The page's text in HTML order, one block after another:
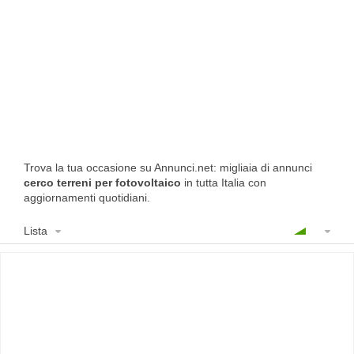
Trova la tua occasione su Annunci.net: migliaia di annunci
cerco terreni per fotovoltaico in tutta Italia con
aggiornamenti quotidiani.
Lista